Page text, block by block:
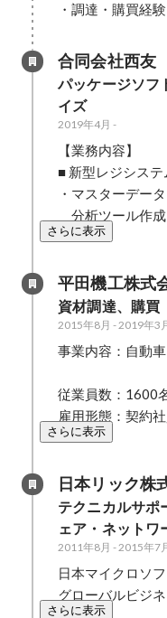
・調達・購買経
合同会社西友
パッケージソフ
イズ
2019年4月 -
【業務内容】
■ 新型レジシス
・マスターデー
分析ツール作成
さらに表示
平田機工株式
資材調達、購買
2015年8月 -2019年3
事業内容：自動
従業員数：1600名	資本金：30億
雇用形態：契約
さらに表示
日本リック株
テクニカルサポ
ェア・ネットワ
2011年8月 -2015年7
日本マイクロソ
グローバルビジ
さらに表示